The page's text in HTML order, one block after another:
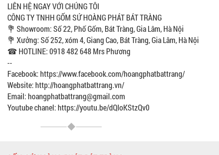
LIÊN HỆ NGAY VỚI CHÚNG TÔI
CÔNG TY TNHH GỐM SỨ HOÀNG PHÁT BÁT TRÀNG
💐 Showroom: Số 22, Phố Gốm, Bát Tràng, Gia Lâm, Hà Nội
💐 Xưởng: Số 252, xóm 4, Giang Cao, Bát Tràng, Gia Lâm, Hà Nội
☎ HOTLINE: 0918 482 648 Mrs Phương
--
Facebook: https://www.facebook.com/hoangphatbattrang/
Website: http://hoangphatbattrang.vn/
Email: hoangphatbattrang@gmail.com
Youtube chanel: https://youtu.be/dQIoKStzQv0